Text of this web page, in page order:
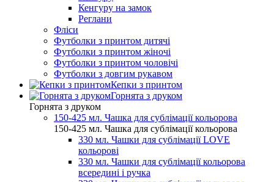
Кенгуру на замок
Реглани
Фліси
Футболки з принтом дитячі
Футболки з принтом жіночі
Футболки з принтом чоловічі
Футболки з довгим рукавом
Кепки з принтом
Горнята з друком
Горнята з друком
150-425 мл. Чашка для сублімації кольорова
150-425 мл. Чашка для сублімації кольорова
330 мл. Чашки для сублімації LOVE
кольорові
330 мл. Чашки для сублімації кольорова
всередині і ручка